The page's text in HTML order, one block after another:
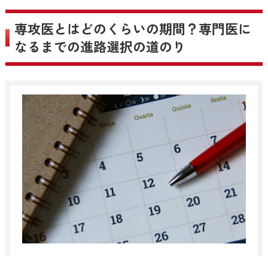
専攻医とはどのくらいの期間？専門医に
なるまでの進路選択の道のり